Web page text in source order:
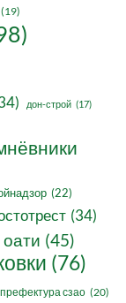
(19)
дон-строй (17)
(22)
(34)
оати (45)
(76)
префектура сзао (20)